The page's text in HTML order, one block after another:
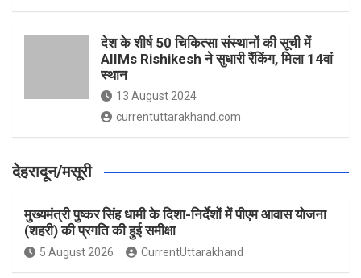
देश के शीर्ष 50 चिकित्सा संस्थानों की सूची में
AIIMs Rishikesh ने सुधारी रैंकिंग, मिला 14वां
स्थान
13 August 2024
currentuttarakhand.com
देहरादून/मसूरी
मुख्यमंत्री पुष्कर सिंह धामी के दिशा-निर्देशों में पीएम आवास योजना
(शहरी) की प्रगति की हुई समीक्षा
5 August 2026 CurrentUttarakhand